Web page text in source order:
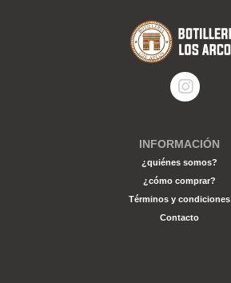
INFORMACIÓN
¿quiénes somos?
¿cómo comprar?
Términos y condiciones
Contacto